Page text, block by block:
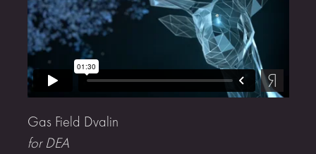
Gas Field Dvalin
for DEA